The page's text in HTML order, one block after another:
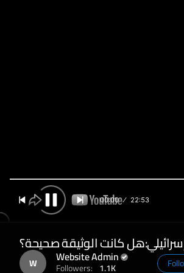
كانت الوثيقة صحيحة؟
W Website Admin
Followers: 1.1K
Pause 00:00 22:53